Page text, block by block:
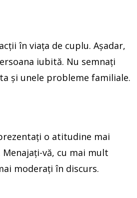
în viaţa de cuplu. Aşadar,
iubită. Nu semnaţi
şi unele probleme familiale.
o atitudine mai
vă, cu mai mult
moderaţi în discurs.